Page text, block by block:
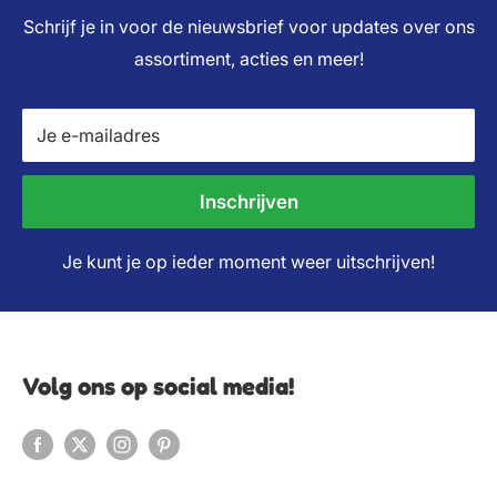
Schrijf je in voor de nieuwsbrief voor updates over ons
assortiment, acties en meer!
Je e-mailadres
Inschrijven
Je kunt je op ieder moment weer uitschrijven!
Volg ons op social media!